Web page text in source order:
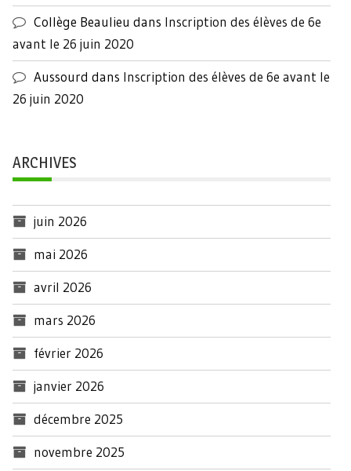
Collège Beaulieu dans Inscription des élèves de 6e
avant le 26 juin 2020
Aussourd dans Inscription des élèves de 6e avant le
26 juin 2020
ARCHIVES
juin 2026
mai 2026
avril 2026
mars 2026
février 2026
janvier 2026
décembre 2025
novembre 2025